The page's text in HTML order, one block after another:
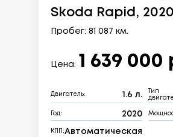
Skoda Rapid, 2020
Пробег: 81 087 км.
Цена: 1 639 000
Двигатель: 1.6 л.
Тип
Год: 2020
КПП:Автоматическая